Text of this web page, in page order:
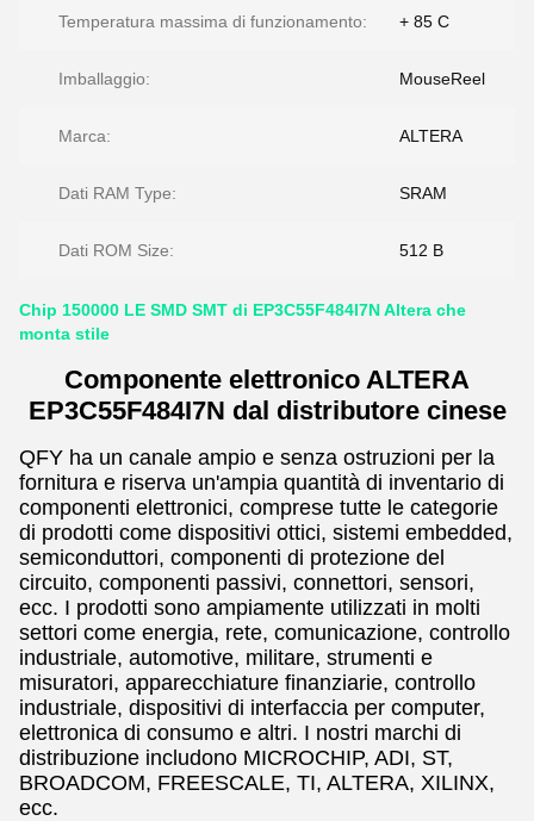
Temperatura massima di funzionamento: + 85 C
Imballaggio: MouseReel
Marca: ALTERA
Dati RAM Type: SRAM
Dati ROM Size: 512 B
Chip 150000 LE SMD SMT di EP3C55F484I7N Altera che
monta stile
Componente elettronico ALTERA
EP3C55F484I7N dal distributore cinese
QFY ha un canale ampio e senza ostruzioni per la
fornitura e riserva un'ampia quantità di inventario di
componenti elettronici, comprese tutte le categorie
di prodotti come dispositivi ottici, sistemi embedded,
semiconduttori, componenti di protezione del
circuito, componenti passivi, connettori, sensori,
ecc. I prodotti sono ampiamente utilizzati in molti
settori come energia, rete, comunicazione, controllo
industriale, automotive, militare, strumenti e
misuratori, apparecchiature finanziarie, controllo
industriale, dispositivi di interfaccia per computer,
elettronica di consumo e altri. I nostri marchi di
distribuzione includono MICROCHIP, ADI, ST,
BROADCOM, FREESCALE, TI, ALTERA, XILINX,
ecc.